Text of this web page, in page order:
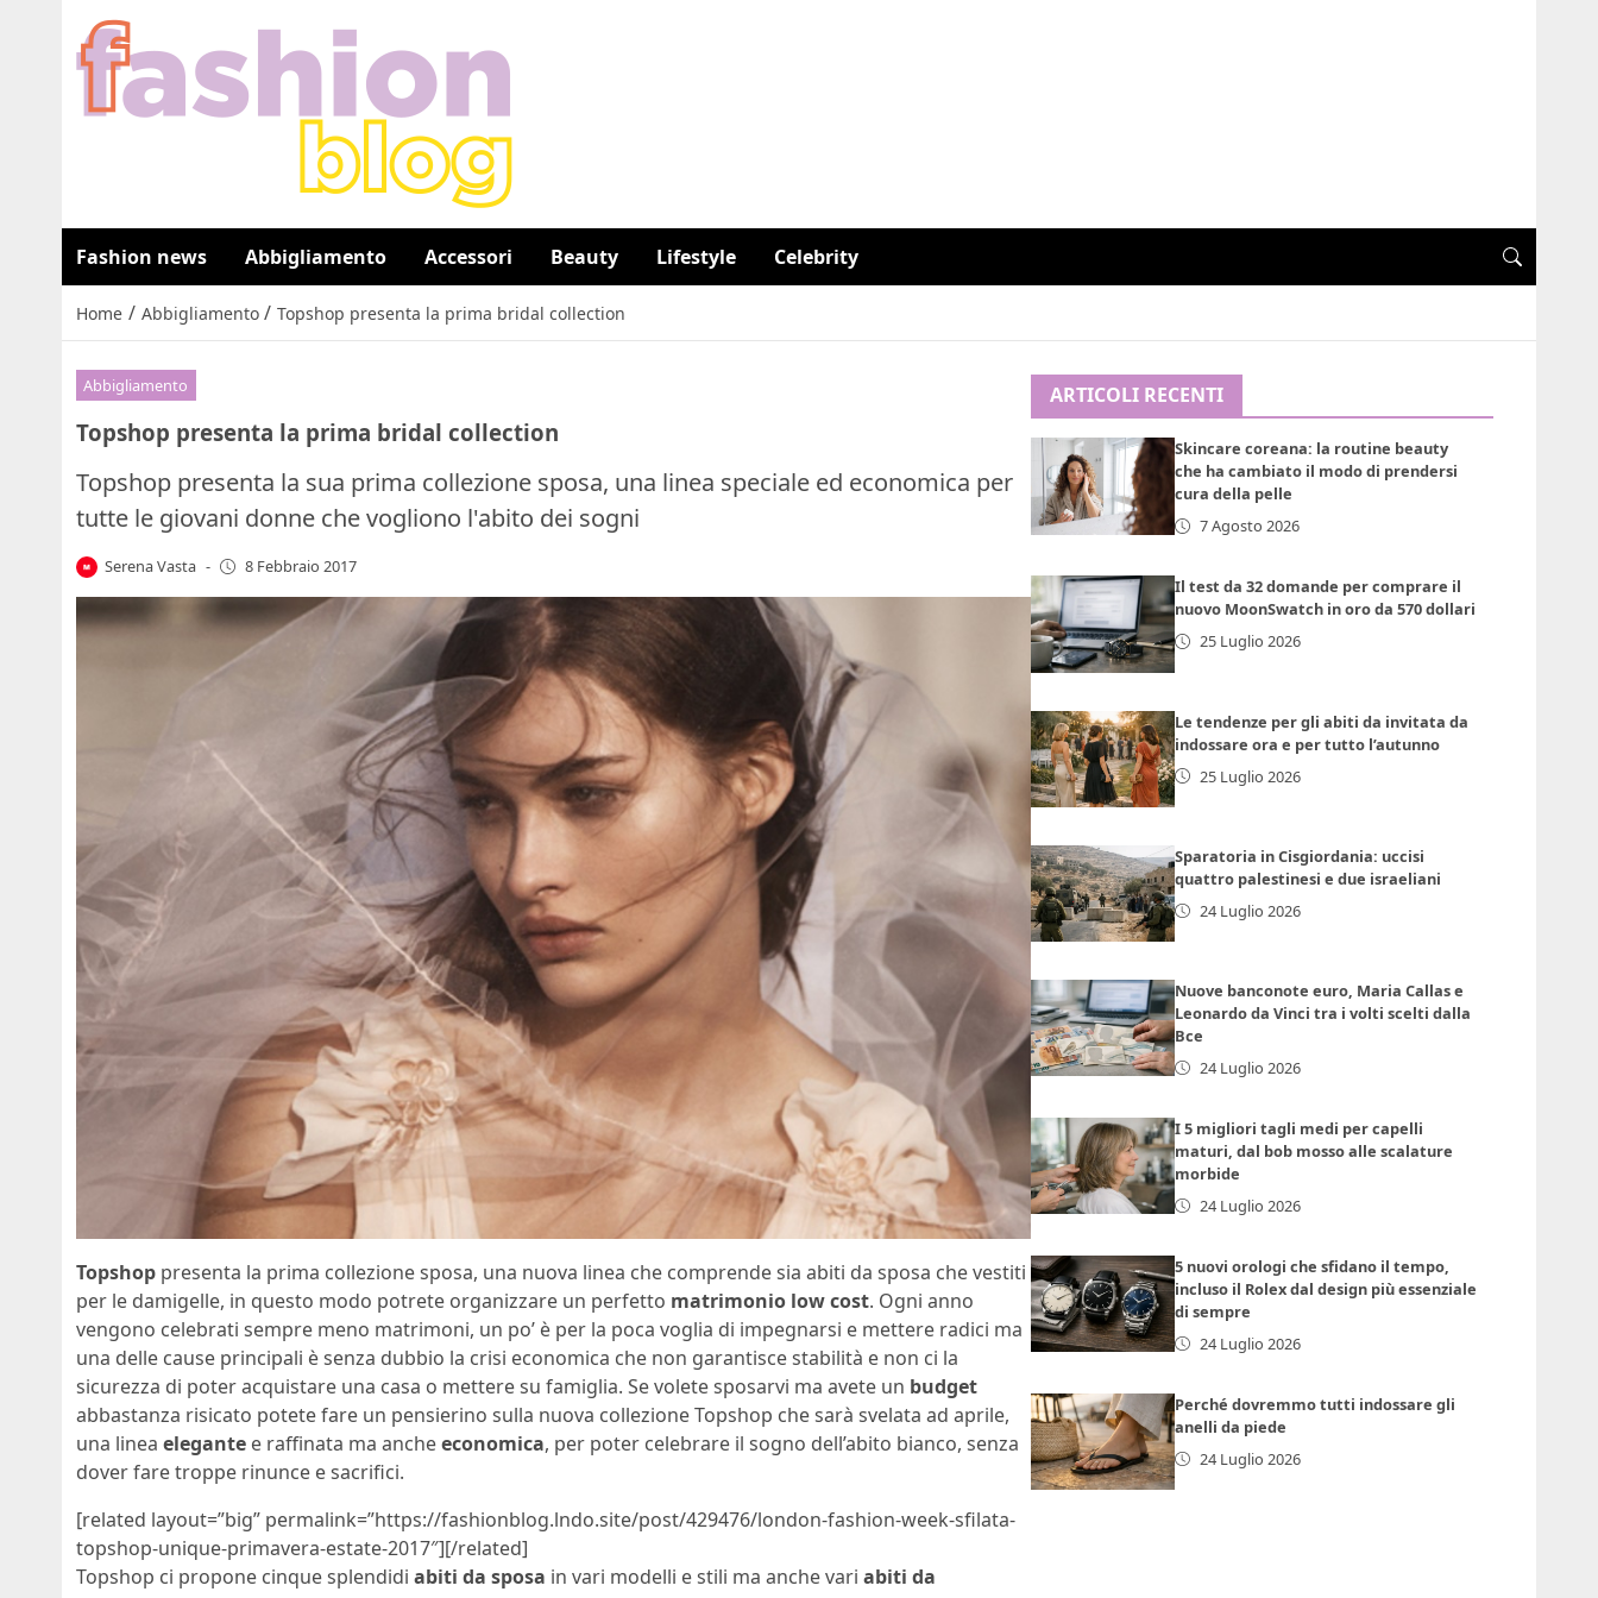
Fashion news Abbigliamento Accessori Beauty Lifestyle Celebrity
Home / Abbigliamento / Topshop presenta la prima bridal collection
Abbigliamento
Topshop presenta la prima bridal collection
Topshop presenta la sua prima collezione sposa, una linea speciale ed economica per
tutte le giovani donne che vogliono l'abito dei sogni
Serena Vasta - 8 Febbraio 2017
Topshop presenta la prima collezione sposa, una nuova linea che comprende sia abiti da sposa che vestiti
per le damigelle, in questo modo potrete organizzare un perfetto matrimonio low cost. Ogni anno
vengono celebrati sempre meno matrimoni, un po’ è per la poca voglia di impegnarsi e mettere radici ma
una delle cause principali è senza dubbio la crisi economica che non garantisce stabilità e non ci la
sicurezza di poter acquistare una casa o mettere su famiglia. Se volete sposarvi ma avete un budget
abbastanza risicato potete fare un pensierino sulla nuova collezione Topshop che sarà svelata ad aprile,
una linea elegante e raffinata ma ancheeconomica, per poter celebrare il sogno dell’abito bianco, senza
dover fare troppe rinunce e sacrifici.
[related layout=”big” permalink=”https://fashionblog.lndo.site/post/429476/london-fashion-week-sfilata-
topshop-unique-primavera-estate-2017″][/related]
Topshop ci propone cinque splendidi abiti da sposa in vari modelli e stili ma anche vari abiti da
ARTICOLI RECENTI
Skincare coreana: la routine beauty
che ha cambiato il modo di prendersi
cura della pelle
7 Agosto 2026
Il test da 32 domande per comprare il
nuovo MoonSwatch in oro da 570 dollari
25 Luglio 2026
Le tendenze per gli abiti da invitata da
indossare ora e per tutto l’autunno
25 Luglio 2026
Sparatoria in Cisgiordania: uccisi
quattro palestinesi e due israeliani
24 Luglio 2026
Nuove banconote euro, Maria Callas e
Leonardo da Vinci tra i volti scelti dalla
Bce
24 Luglio 2026
I 5 migliori tagli medi per capelli
maturi, dal bob mosso alle scalature
morbide
24 Luglio 2026
5 nuovi orologi che sfidano il tempo,
incluso il Rolex dal design più essenziale
di sempre
24 Luglio 2026
Perché dovremmo tutti indossare gli
anelli da piede
24 Luglio 2026